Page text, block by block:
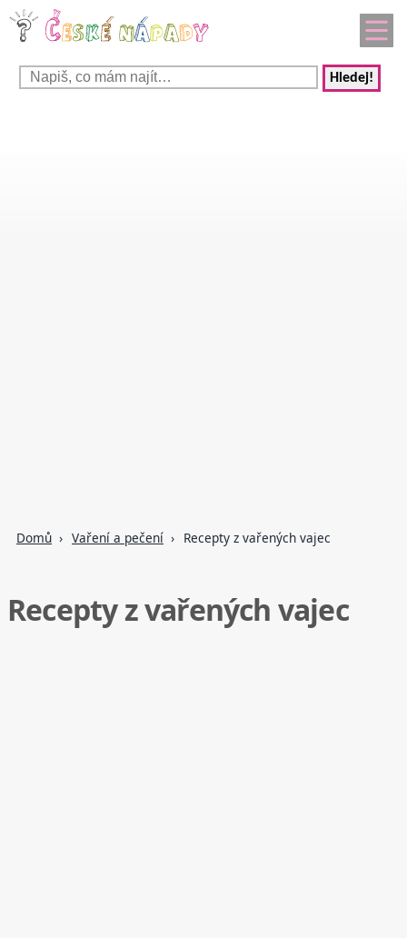
Hledej!
Domů Vaření a pečení Recepty z vařených vajec
Recepty z vařených vajec